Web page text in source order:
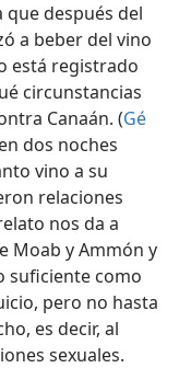
después del
a beber del vino
está registrado
circunstancias
Canaán. (Gé
dos noches
vino a su
relaciones
nos da a
Moab y Ammón y
suficiente como
pero no hasta
es decir, al
sexuales.